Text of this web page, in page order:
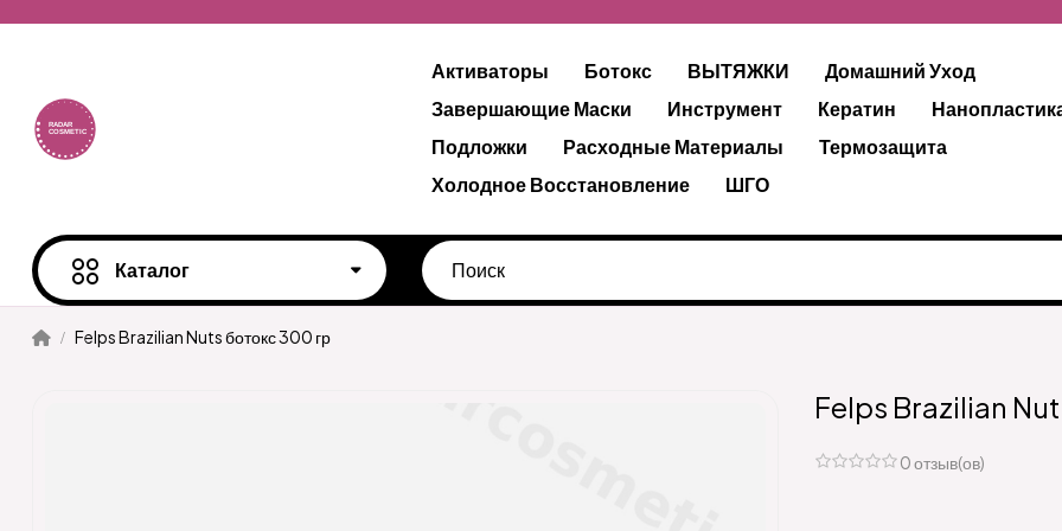
Активаторы Ботокс ВЫТЯЖКИ
Домашний Уход
Завершающие Маски
Инструмент Кератин
Подложки
Расходные Материалы
Термозащита
Холодное Восстановление
ШГО
Каталог
Felps Brazilian Nuts ботокс 300 гр
Felps Brazilian
0 отзыв(ов)